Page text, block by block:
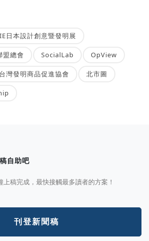
日本設計創意暨發明展
盟總會 SocialLab OpView
台灣發明商品促進協會 北市圖
自助吧
稿完成，最快接觸最多讀者的方案！
刊登新聞稿